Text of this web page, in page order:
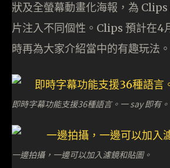
狀及全螢幕動畫化海報，為
片注入不同個性。Clips 預計在4
時再為大家介紹當中的有趣玩法。
即時字幕功能支援36種語言。一 say 即有。
一邊拍攝，一邊可以加入濾鏡和貼圖。